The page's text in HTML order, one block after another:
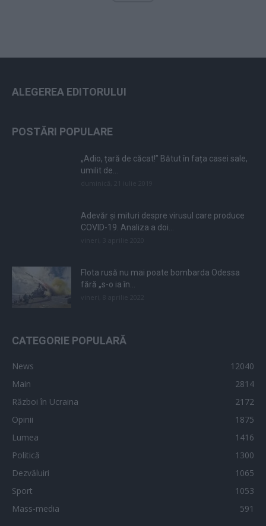
ALEGEREA EDITORULUI
POSTĂRI POPULARE
„Adio, țară de căcat!” Bătut în fața casei sale,
umilit de...
Adevăr și mituri despre virusul care produce
COVID-19. Analiza a doi...
Flota rusă nu mai poate bombarda Odessa
fără „s-o ia în...
CATEGORIE POPULARĂ
News
12040
Main
2814
Război în Ucraina
2172
Opinii
1875
Lumea
1416
Politică
1300
Dezvăluiri
1065
Sport
1053
Mass-media
591